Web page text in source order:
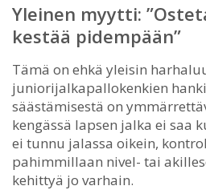
Yleinen myytti:
kestää pidempään”
Tämä on ehkä yleisin
juniorijalkapallokenkien
säästämisestä on
kengässä lapsen jalka ei saa
ei tunnu jalassa oikein,
pahimmillaan nivel- tai
kehittyä jo varhain.